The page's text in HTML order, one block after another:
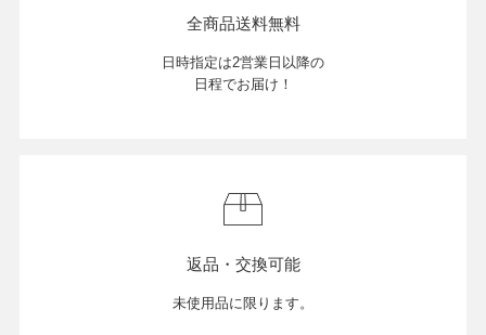
全商品送料無料
日時指定は2営業日以降の
日程でお届け！
返品・交換可能
未使用品に限ります。